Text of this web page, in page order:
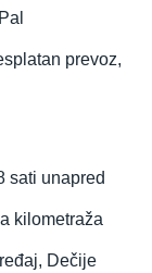
prevoz,
sati unapred
kilometraža
Dečije